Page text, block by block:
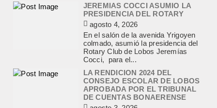
PRESIDENCIA DEL ROTARY
agosto 4, 2026
En el salón de la avenida Yrigoyen
colmado, asumió la presidencia del
Rotary Club de Lobos Jeremías
Cocci, para el...
CONSEJO ESCOLAR DE LOBOS
APROBADA POR EL TRIBUNAL
DE CUENTAS BONAERENSE
agosto 3, 2026